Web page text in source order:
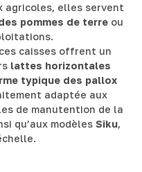
agricoles, elles servent
pommes de terre ou
caisses offrent un
lattes horizontales
typique des pallox
adaptée aux
de manutention de la
qu’aux modèles Siku,